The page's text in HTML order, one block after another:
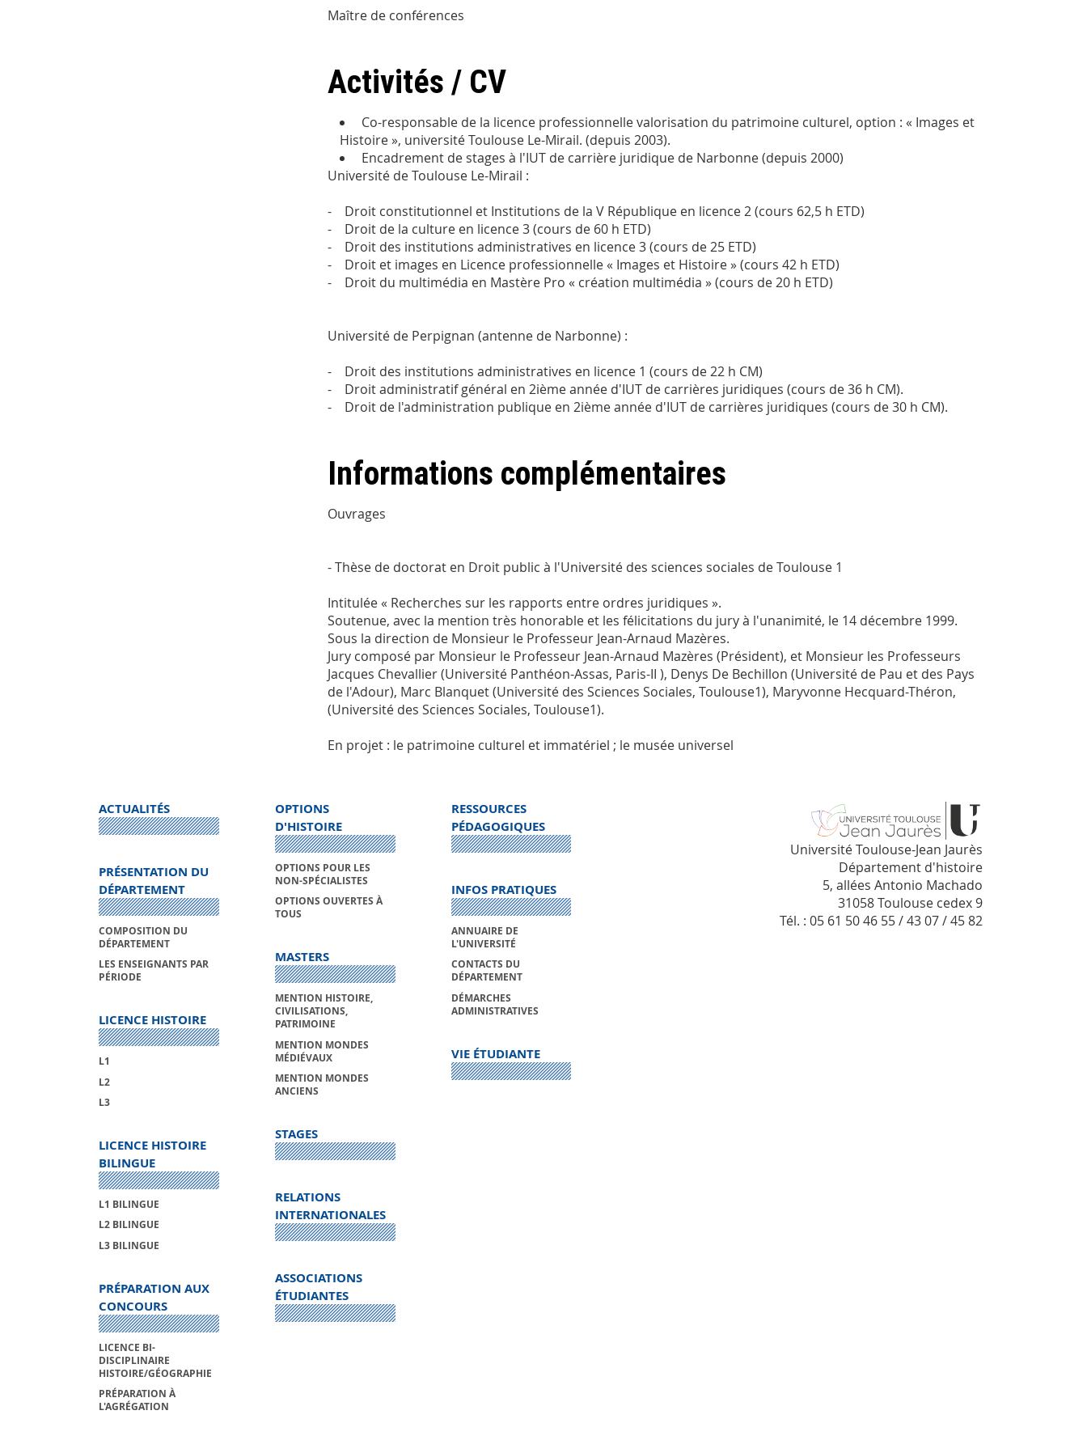
Maître de conférences
Activités / CV
Co-responsable de la licence professionnelle valorisation du patrimoine culturel, option : « Images et
Histoire », université Toulouse Le-Mirail. (depuis 2003).
Encadrement de stages à l'IUT de carrière juridique de Narbonne (depuis 2000)
Université de Toulouse Le-Mirail :
- Droit constitutionnel et Institutions de la V République en licence 2 (cours 62,5 h ETD)
- Droit de la culture en licence 3 (cours de 60 h ETD)
- Droit des institutions administratives en licence 3 (cours de 25 ETD)
- Droit et images en Licence professionnelle « Images et Histoire » (cours 42 h ETD)
- Droit du multimédia en Mastère Pro « création multimédia » (cours de 20 h ETD)
Université de Perpignan (antenne de Narbonne) :
- Droit des institutions administratives en licence 1 (cours de 22 h CM)
- Droit administratif général en 2ième année d'IUT de carrières juridiques (cours de 36 h CM).
- Droit de l'administration publique en 2ième année d'IUT de carrières juridiques (cours de 30 h CM).
Informations complémentaires
Ouvrages
- Thèse de doctorat en Droit public à l'Université des sciences sociales de Toulouse 1
Intitulée « Recherches sur les rapports entre ordres juridiques ».
Soutenue, avec la mention très honorable et les félicitations du jury à l'unanimité, le 14 décembre 1999.
Sous la direction de Monsieur le Professeur Jean-Arnaud Mazères.
Jury composé par Monsieur le Professeur Jean-Arnaud Mazères (Président), et Monsieur les Professeurs
Jacques Chevallier (Université Panthéon-Assas, Paris-II ), Denys De Bechillon (Université de Pau et des Pays
de l'Adour), Marc Blanquet (Université des Sciences Sociales, Toulouse1), Maryvonne Hecquard-Théron,
(Université des Sciences Sociales, Toulouse1).
En projet : le patrimoine culturel et immatériel ; le musée universel
ACTUALITÉS
PRÉSENTATION DU
DÉPARTEMENT
COMPOSITION DU
DÉPARTEMENT
LES ENSEIGNANTS PAR
PÉRIODE
LICENCE HISTOIRE
L1
L2
L3
LICENCE HISTOIRE
BILINGUE
L1 BILINGUE
L2 BILINGUE
L3 BILINGUE
PRÉPARATION AUX
CONCOURS
LICENCE BI-
DISCIPLINAIRE
HISTOIRE/GÉOGRAPHIE
PRÉPARATION À
L'AGRÉGATION
OPTIONS
D'HISTOIRE
OPTIONS POUR LES
NON-SPÉCIALISTES
OPTIONS OUVERTES À
TOUS
MASTERS
MENTION HISTOIRE,
CIVILISATIONS,
PATRIMOINE
MENTION MONDES
MÉDIÉVAUX
MENTION MONDES
ANCIENS
STAGES
RELATIONS
INTERNATIONALES
ASSOCIATIONS
ÉTUDIANTES
RESSOURCES
PÉDAGOGIQUES
INFOS PRATIQUES
ANNUAIRE DE
L'UNIVERSITÉ
CONTACTS DU
DÉPARTEMENT
DÉMARCHES
ADMINISTRATIVES
VIE ÉTUDIANTE
Université Toulouse-Jean Jaurès
Département d'histoire
5, allées Antonio Machado
31058 Toulouse cedex 9
Tél. : 05 61 50 46 55 / 43 07 / 45 82